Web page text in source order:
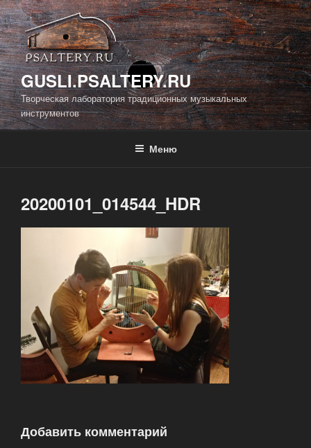
Перейти
к
содержимому
GUSLI.PSALTERY.RU
Творческая лаборатория традиционных музыкальных
инструментов
Меню
20200101_014544_HDR
Добавить комментарий